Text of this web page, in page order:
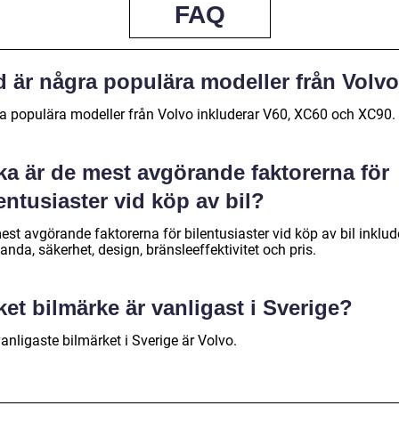
FAQ
är några populära modeller från
populära modeller från Volvo inkluderar V60, XC60 och XC90.
är de mest avgörande faktorerna för
vid köp av bil?
avgörande faktorerna för bilentusiaster vid köp av bil
säkerhet, design, bränsleeffektivitet och pris.
bilmärke är vanligast i Sverige?
bilmärket i Sverige är Volvo.